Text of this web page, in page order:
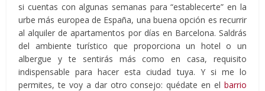
si cuentas con algunas semanas para “establecerte” en la
urbe más europea de España, una buena opción es recurrir
al alquiler de apartamentos por días en Barcelona. Saldrás
del ambiente turístico que proporciona un hotel o un
albergue y te sentirás más como en casa, requisito
indispensable para hacer esta ciudad tuya. Y si me lo
permites, te voy a dar otro consejo: quédate en el barrio